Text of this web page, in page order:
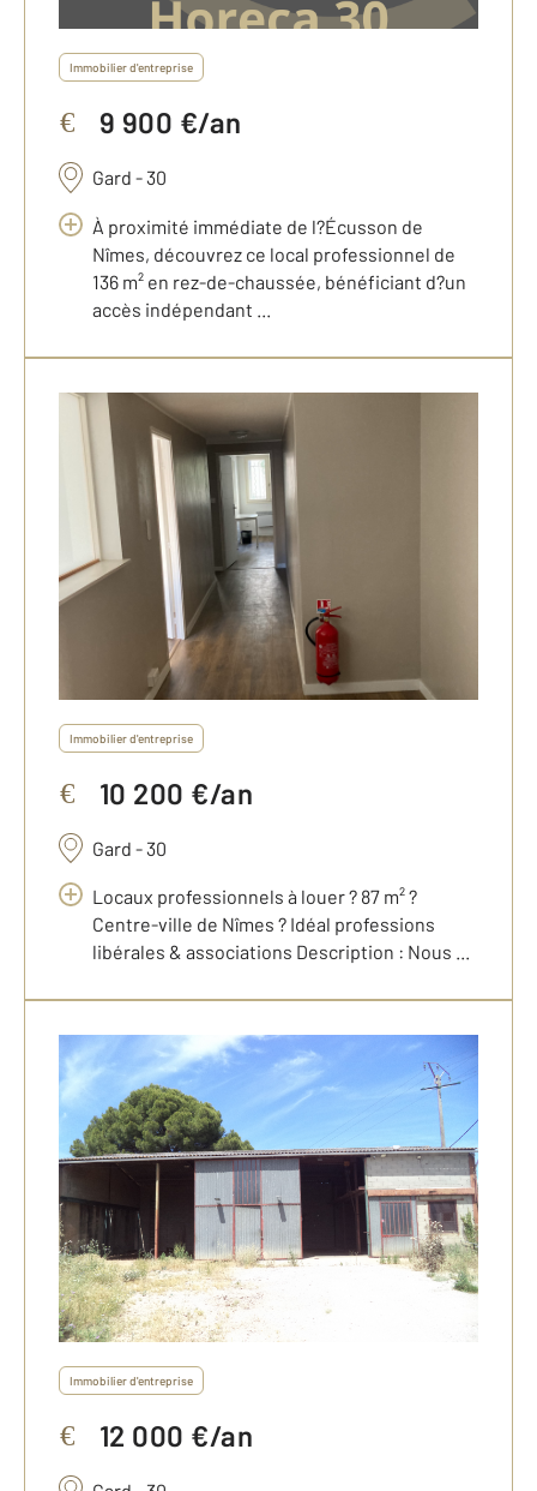
Immobilier d'entreprise
€ 9 900 €/an
Gard - 30
À proximité immédiate de l?Écusson de
Nîmes, découvrez ce local professionnel de
136 m² en rez-de-chaussée, bénéficiant d?un
accès indépendant ...
Immobilier d'entreprise
€ 10 200 €/an
Gard - 30
Locaux professionnels à louer ? 87 m² ?
Centre-ville de Nîmes ? Idéal professions
libérales & associations Description : Nous ...
Immobilier d'entreprise
€ 12 000 €/an